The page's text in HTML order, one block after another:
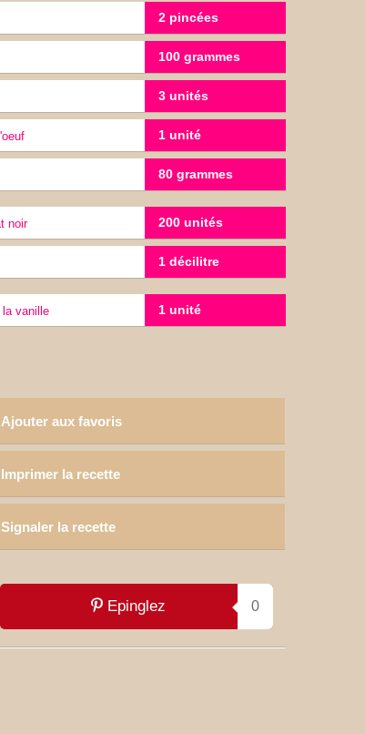
2 pincées
100 grammes
3 unités
1 unité
80 grammes
noir 200 unités
1 décilitre
la vanille 1 unité
Ajouter aux favoris
Imprimer la recette
Signaler la recette
Epinglez 0